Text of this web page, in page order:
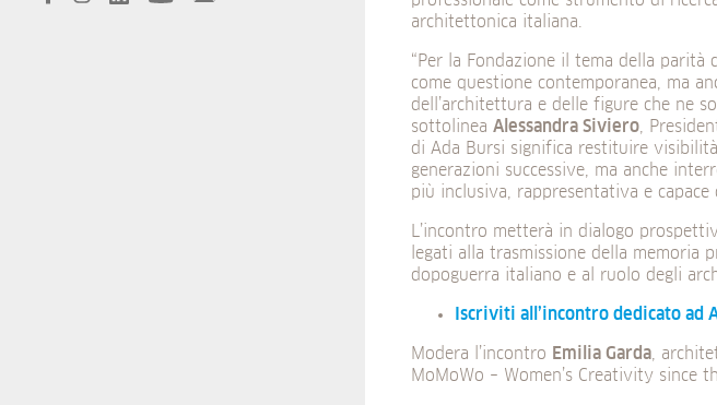
architettonica italiana.
“Per la Fondazione il tema della
come questione contemporanea, ma
dell’architettura e delle figure che ne
sottolinea Alessandra Siviero,
di Ada Bursi significa restituire
generazioni successive, ma anche
più inclusiva, rappresentativa e
L’incontro metterà in dialogo
legati alla trasmissione della memoria
dopoguerra italiano e al ruolo degli
Iscriviti all’incontro dedicato ad
Modera l’incontro Emilia Garda,
MoMoWo – Women’s Creativity since